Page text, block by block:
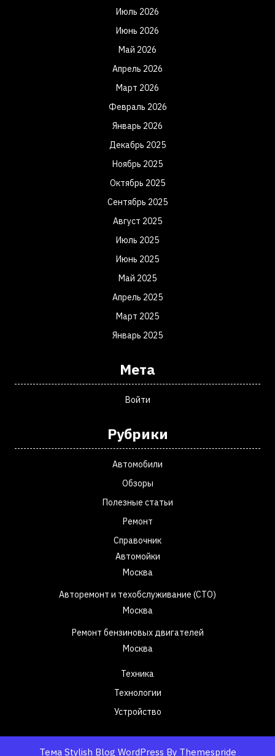
Июль 2026
Июнь 2026
Май 2026
Апрель 2026
Март 2026
Февраль 2026
Январь 2026
Декабрь 2025
Ноябрь 2025
Октябрь 2025
Сентябрь 2025
Август 2025
Июль 2025
Июнь 2025
Май 2025
Апрель 2025
Март 2025
Январь 2025
Мета
Войти
Рубрики
Автомобили
Обзоры
Полезные статьи
Ремонт
Справочник
Автомойки
Москва
Авторемонт и техобслуживание (СТО)
Москва
Ремонт бензиновых двигателей
Москва
Техника
Технологии
Устройство
Тема Stylish Blog WordPress By Themespride